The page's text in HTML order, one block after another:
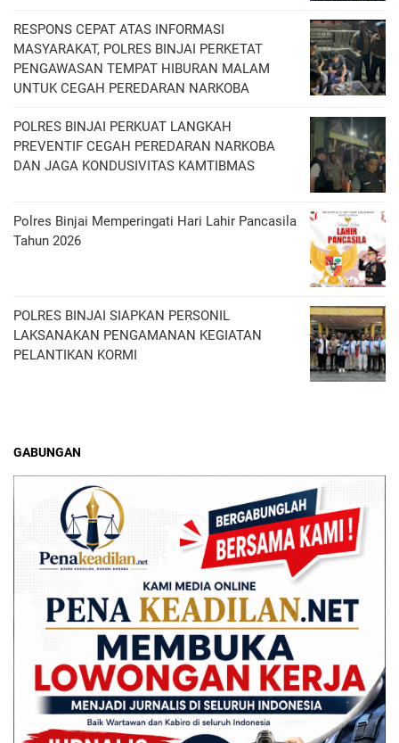
RESPONS CEPAT ATAS INFORMASI
MASYARAKAT, POLRES BINJAI PERKETAT
PENGAWASAN TEMPAT HIBURAN MALAM
UNTUK CEGAH PEREDARAN NARKOBA
POLRES BINJAI PERKUAT LANGKAH
PREVENTIF CEGAH PEREDARAN NARKOBA
DAN JAGA KONDUSIVITAS KAMTIBMAS
Polres Binjai Memperingati Hari Lahir Pancasila
Tahun 2026
POLRES BINJAI SIAPKAN PERSONIL
LAKSANAKAN PENGAMANAN KEGIATAN
PELANTIKAN KORMI
GABUNGAN